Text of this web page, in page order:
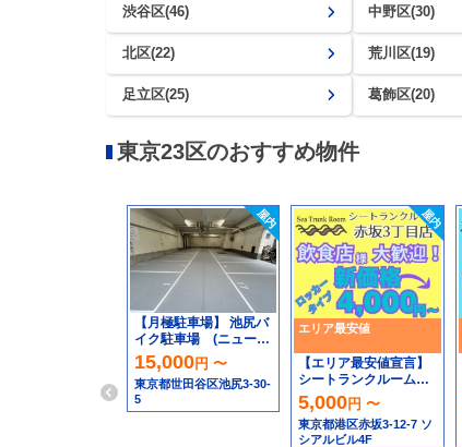
渋谷区(46) 中野区(30)
北区(22) 荒川区(19)
足立区(25) 葛飾区(20)
東京23区のおすすめ物件
【月極駐車場】 池尻バ
イク駐車場 (ニュー池
尻マンション１階)
15,000円 〜
東京都世田谷区池尻3-30-
5
エリア最安値
【エリア最安値宣言】
シートランクルーム赤
坂3丁目店＿他店より
高ければ安くしま
す！！
5,000円 〜
東京都港区赤坂3-12-7 ソ
シアルビル4F